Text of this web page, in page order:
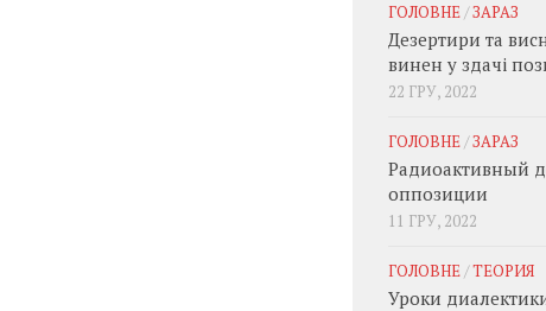
ГОЛОВНЕ/ЗАРАЗ
Дезертири та
винен у здачі
22 ГРУ, 2022
ГОЛОВНЕ/ЗАРАЗ
Радиоактивный
оппозиции
11 ГРУ, 2022
ГОЛОВНЕ/ТЕОРИЯ
Уроки